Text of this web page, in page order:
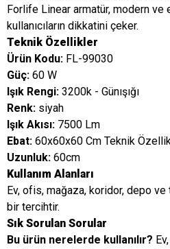
Forlife Linear armatür, modern ve
kullanıcıların dikkatini çeker.
Teknik Özellikler
Ürün Kodu: FL-99030
Güç: 60 W
Işık Rengi: 3200k - Günışığı
Renk: siyah
Işık Akısı: 7500 Lm
Ebat: 60x60x60 Cm Teknik
Uzunluk: 60cm
Kullanım Alanları
Ev, ofis, mağaza, koridor, depo
bir tercihtir.
Sık Sorulan Sorular
Bu ürün nerelerde kullanılır?